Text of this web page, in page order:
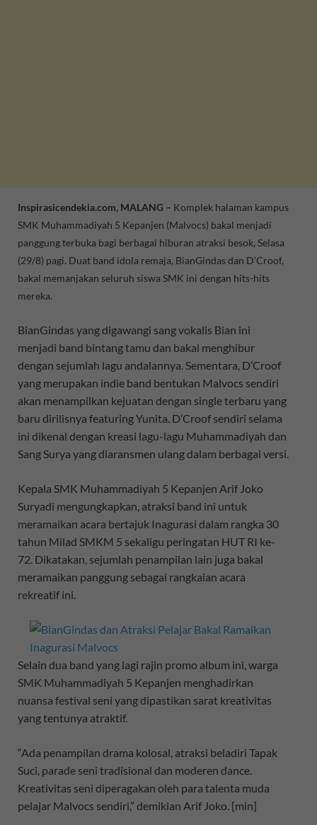
Inspirasicendekia.com, MALANG – Komplek halaman kampus
SMK Muhammadiyah 5 Kepanjen (Malvocs) bakal menjadi
panggung terbuka bagi berbagai hiburan atraksi besok, Selasa
(29/8) pagi. Duat band idola remaja, BianGindas dan D’Croof,
bakal memanjakan seluruh siswa SMK ini dengan hits-hits
mereka.
BianGindas yang digawangi sang vokalis Bian ini
menjadi band bintang tamu dan bakal menghibur
dengan sejumlah lagu andalannya. Sementara, D’Croof
yang merupakan indie band bentukan Malvocs sendiri
akan menampilkan kejuatan dengan single terbaru yang
baru dirilisnya featuring Yunita. D’Croof sendiri selama
ini dikenal dengan kreasi lagu-lagu Muhammadiyah dan
Sang Surya yang diaransmen ulang dalam berbagai versi.
Kepala SMK Muhammadiyah 5 Kepanjen Arif Joko
Suryadi mengungkapkan, atraksi band ini untuk
meramaikan acara bertajuk Inagurasi dalam rangka 30
tahun Milad SMKM 5 sekaligu peringatan HUT RI ke-
72. Dikatakan, sejumlah penampilan lain juga bakal
meramaikan panggung sebagai rangkaian acara
rekreatif ini.
Selain dua band yang lagi rajin promo album ini, warga
SMK Muhammadiyah 5 Kepanjen menghadirkan
nuansa festival seni yang dipastikan sarat kreativitas
yang tentunya atraktif.
“Ada penampilan drama kolosal, atraksi beladiri Tapak
Suci, parade seni tradisional dan moderen dance.
Kreativitas seni diperagakan oleh para talenta muda
pelajar Malvocs sendiri,” demikian Arif Joko. [min]